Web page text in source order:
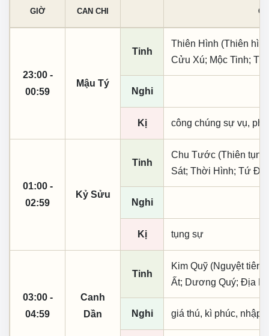
GIỜ CAN CHI
23:00 -
00:59
Mậu Tý
Tinh
Thiên Hình (Thiên
Cửu Xú; Mộc Tinh;
Nghi
Kị công chúng sự vụ,
01:00 -
02:59
Kỷ Sửu
Tinh
Chu Tước (Thiên
Sát; Thời Hình; Tứ
Nghi
Kị tụng sự
03:00 -
04:59
Canh
Dần
Tinh
Kim Quỹ (Nguyệt
Ất; Dương Quý; Địa
Nghi giá thú, kì phúc, nhập